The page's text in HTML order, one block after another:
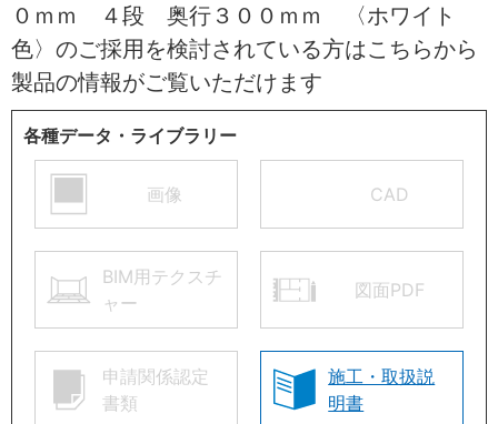
０ｍｍ ４段 奥行３００ｍｍ 〈ホワイト
色〉のご採用を検討されている方はこちらから
製品の情報がご覧いただけます
各種データ・ライブラリー
画像 CAD
BIM用テクスチ
ャー
図面PDF
申請関係認定
書類
施工・取扱説
明書